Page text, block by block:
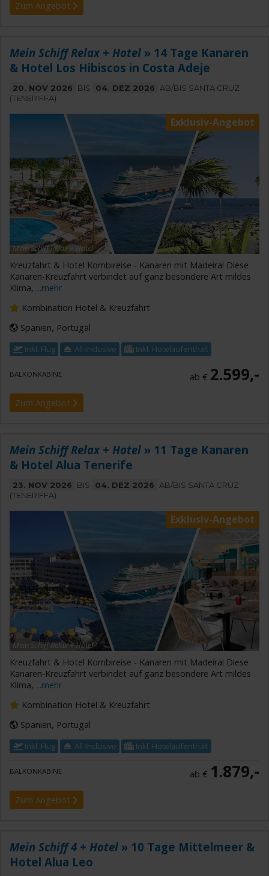
Zum Angebot
Mein Schiff Relax + Hotel » 14 Tage Kanaren
& Hotel Los Hibiscos in Costa Adeje
20. NOV 2026 BIS 04. DEZ 2026
AB/BIS SANTA CRUZ
(TENERIFFA)
Exklusiv-Angebot
Mein Schiff Relax + Hotel
Kreuzfahrt & Hotel Kombireise - Kanaren mit Madeira! Diese
Kanaren-Kreuzfahrt verbindet auf ganz besondere Art mildes
Klima, ...mehr
Kombination Hotel & Kreuzfahrt
Spanien, Portugal
Inkl. Flug All-Inclusive Inkl. Hotelaufenthalt
BALKONKABINE ab € 2.599,-
Zum Angebot
Mein Schiff Relax + Hotel » 11 Tage Kanaren
& Hotel Alua Tenerife
23. NOV 2026 BIS 04. DEZ 2026
AB/BIS SANTA CRUZ
(TENERIFFA)
Exklusiv-Angebot
Mein Schiff Relax + Hotel
Kreuzfahrt & Hotel Kombireise - Kanaren mit Madeira! Diese
Kanaren-Kreuzfahrt verbindet auf ganz besondere Art mildes
Klima, ...mehr
Kombination Hotel & Kreuzfahrt
Spanien, Portugal
Inkl. Flug All-Inclusive Inkl. Hotelaufenthalt
BALKONKABINE ab € 1.879,-
Zum Angebot
Mein Schiff 4 + Hotel » 10 Tage Mittelmeer &
Hotel Alua Leo